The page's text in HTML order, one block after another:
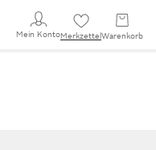
Mein KontoMerkzettel Warenkorb